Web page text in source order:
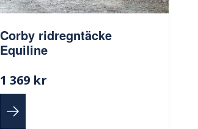
Corby ridregntäcke
Equiline
1 369 kr